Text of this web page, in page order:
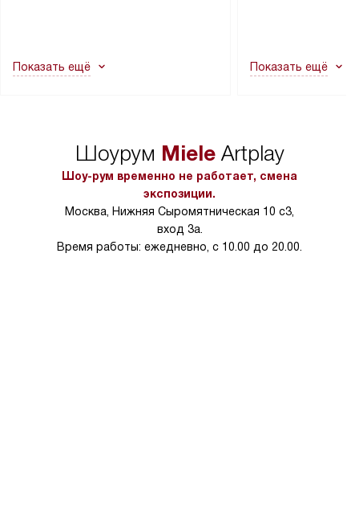
в гарантийном ремонте в будущем.
Показать ещё
не включаются:
в условиях
тарифы на услуги
Показать ещё
Шоурум MieleArtplay
Шоу-рум временно не работает, смена
экспозиции.
Москва, Нижняя Сыромятническая 10 с3,
вход 3а.
Время работы: ежедневно, с 10.00 до 20.00.